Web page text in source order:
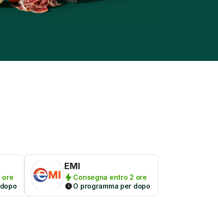
ore
EMI
Consegna entro 2 ore
O programma per dopo